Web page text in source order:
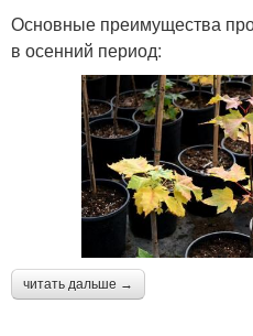
Основные преимущества
в осенний период:
читать дальше →